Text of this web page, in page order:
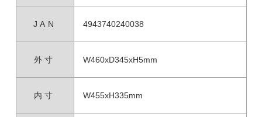
JAN 4943740240038
外寸 W460xD345xH5mm
内寸 W455xH335mm